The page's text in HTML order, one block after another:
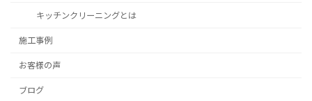
キッチンクリーニングとは
施工事例
お客様の声
ブログ